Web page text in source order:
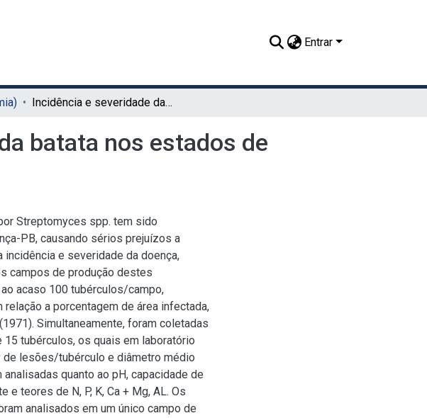
Entrar
Incidência e severidade da sarna comum da batata nos estados de Paraíba e Pernambuco
batata nos estados de
Streptomyces spp. tem sido
PB, causando sérios prejuízos a
incidência e severidade da doença,
campos de produção destes
acaso 100 tubérculos/campo,
a porcentagem de área infectada,
Simultaneamente, foram coletadas
tubérculos, os quais em laboratório
de lesões/tubérculo e diâmetro médio
quanto ao pH, capacidade de
e teores de N, P, K, Ca + Mg, AL. Os
analisados em um único campo de